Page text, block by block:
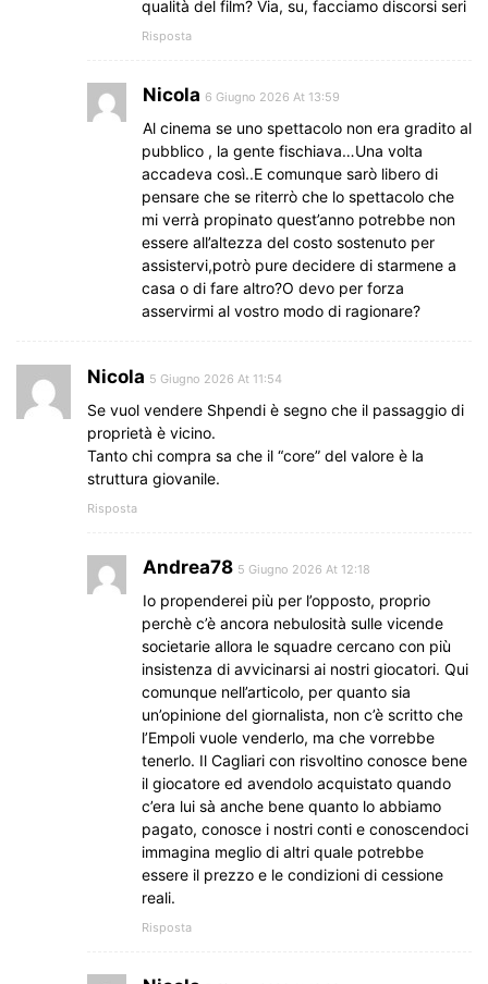
qualità del film? Via, su, facciamo discorsi seri
Risposta
Nicola 6 Giugno 2026 At 13:59
Al cinema se uno spettacolo non era gradito al
pubblico , la gente fischiava…Una volta
accadeva così..E comunque sarò libero di
pensare che se riterrò che lo spettacolo che
mi verrà propinato quest’anno potrebbe non
essere all’altezza del costo sostenuto per
assistervi,potrò pure decidere di starmene a
casa o di fare altro?O devo per forza
asservirmi al vostro modo di ragionare?
Nicola 5 Giugno 2026 At 11:54
Se vuol vendere Shpendi è segno che il passaggio di
proprietà è vicino.
Tanto chi compra sa che il “core” del valore è la
struttura giovanile.
Risposta
Andrea78 5 Giugno 2026 At 12:18
Io propenderei più per l’opposto, proprio
perchè c’è ancora nebulosità sulle vicende
societarie allora le squadre cercano con più
insistenza di avvicinarsi ai nostri giocatori. Qui
comunque nell’articolo, per quanto sia
un’opinione del giornalista, non c’è scritto che
l’Empoli vuole venderlo, ma che vorrebbe
tenerlo. Il Cagliari con risvoltino conosce bene
il giocatore ed avendolo acquistato quando
c’era lui sà anche bene quanto lo abbiamo
pagato, conosce i nostri conti e conoscendoci
immagina meglio di altri quale potrebbe
essere il prezzo e le condizioni di cessione
reali.
Risposta